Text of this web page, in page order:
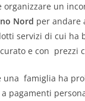
un
Nord per andare
servizi di cui ha
e con
una famiglia ha
pagamenti